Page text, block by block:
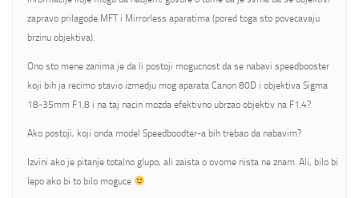
zapravo prilagode MFT i Mirrorless aparatima (pored toga sto povecavaju
brzinu objektiva).
Ono sto mene zanima je da li postoji mogucnost da se nabavi speedbooster
koji bih ja recimo stavio izmedju mog aparata Canon 80D i objektiva Sigma
18-35mm F1.8 i na taj nacin mozda efektivno ubrzao objektiv na F1.4?
Ako postoji, koji onda model Speedboodter-a bih trebao da nabavim?
Izvini ako je pitanje totalno glupo, ali zaista o ovome nista ne znam. Ali, bilo bi
lepo ako bi to bilo moguce